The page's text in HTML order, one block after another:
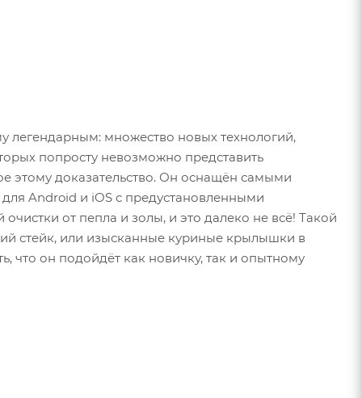
легендарным: множество новых технологий,
попросту невозможно представить
этому доказательство. Он оснащён самыми
Android и iOS с предустановленными
от пепла и золы, и это далеко не всё! Такой
стейк, или изысканные куриные крылышки в
что он подойдёт как новичку, так и опытному